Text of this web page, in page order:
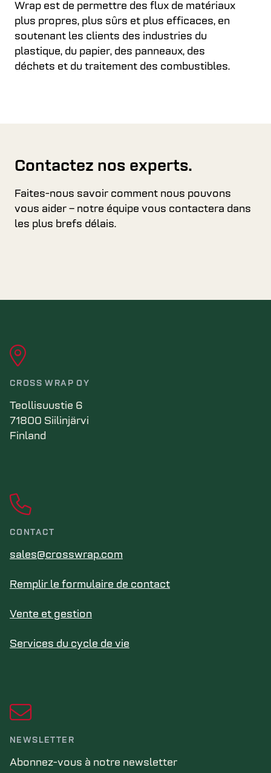
Wrap est de permettre des flux de matériaux
plus propres, plus sûrs et plus efficaces, en
soutenant les clients des industries du
plastique, du papier, des panneaux, des
déchets et du traitement des combustibles.
Contactez nos experts.
Faites-nous savoir comment nous pouvons
vous aider – notre équipe vous contactera dans
les plus brefs délais.
CROSS WRAP OY
Teollisuustie 6
71800 Siilinjärvi
Finland
CONTACT
sales@crosswrap.com
Remplir le formulaire de contact
Vente et gestion
Services du cycle de vie
NEWSLETTER
Abonnez-vous à notre newsletter